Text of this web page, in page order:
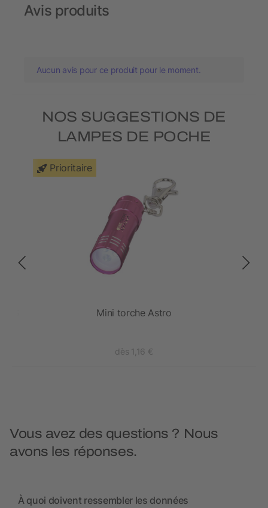
Avis produits
Aucun avis pour ce produit pour le moment.
NOS SUGGESTIONS DE
LAMPES DE POCHE
Prioritaire
Mini torche Astro
dès 1,16 €
Vous avez des questions ? Nous
avons les réponses.
À quoi doivent ressembler les données